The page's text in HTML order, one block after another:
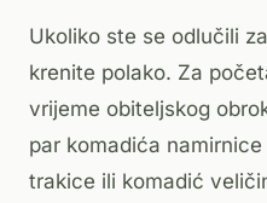
Ukoliko ste se odlučili
krenite polako. Za
vrijeme obiteljskog
par komadića
trakice ili komadić